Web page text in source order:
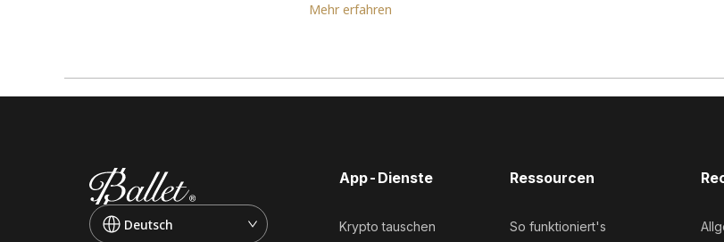
Mehr erfahren
Deutsch
App-Dienste
Krypto tauschen
Ressourcen
So funktioniert's